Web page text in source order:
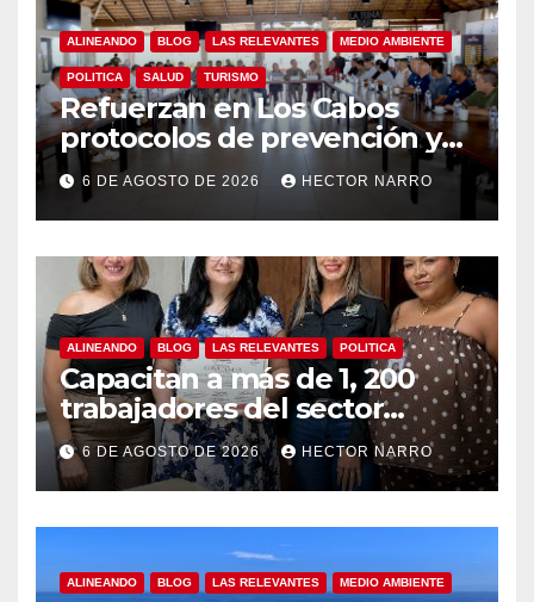
ALINEANDO BLOG LAS RELEVANTES MEDIO AMBIENTE
POLITICA SALUD TURISMO
Refuerzan en Los Cabos
protocolos de prevención y
rescate en playas ante oleaje
y temporada de ciclones
6 DE AGOSTO DE 2026 HECTOR NARRO
ALINEANDO BLOG LAS RELEVANTES POLITICA
Capacitan a más de 1, 200
trabajadores del sector
hotelero en derechos
humanos y respeto laboral
en Los Cabos
6 DE AGOSTO DE 2026 HECTOR NARRO
ALINEANDO BLOG LAS RELEVANTES MEDIO AMBIENTE